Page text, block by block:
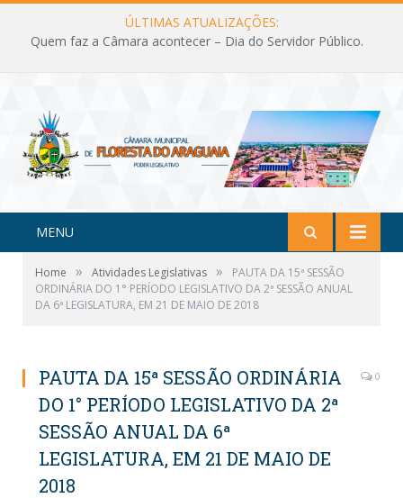
ÚLTIMAS ATUALIZAÇÕES:
Quem faz a Câmara acontecer – Dia do Servidor Público.
MENU
Home » Atividades Legislativas »
PAUTA DA 15ª SESSÃO
ORDINÁRIA DO 1° PERÍODO LEGISLATIVO DA 2ª SESSÃO ANUAL
DA 6ª LEGISLATURA, EM 21 DE MAIO DE 2018
PAUTA DA 15ª SESSÃO ORDINÁRIA
DO 1° PERÍODO LEGISLATIVO DA 2ª
SESSÃO ANUAL DA 6ª
LEGISLATURA, EM 21 DE MAIO DE
2018
0